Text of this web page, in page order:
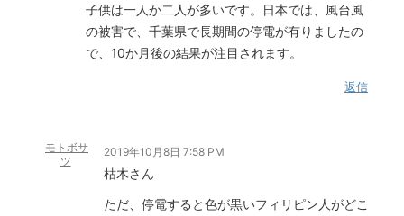
子供は一人か二人が多いです。日本では、風台風
の被害で、千葉県で長期間の停電が有りましたの
で、10か月後の結果が注目されます。
返信
モトボサ
ツ
2019年10月8日 7:58 PM
枯木さん
ただ、停電すると色が黒いフィリピン人がどこ